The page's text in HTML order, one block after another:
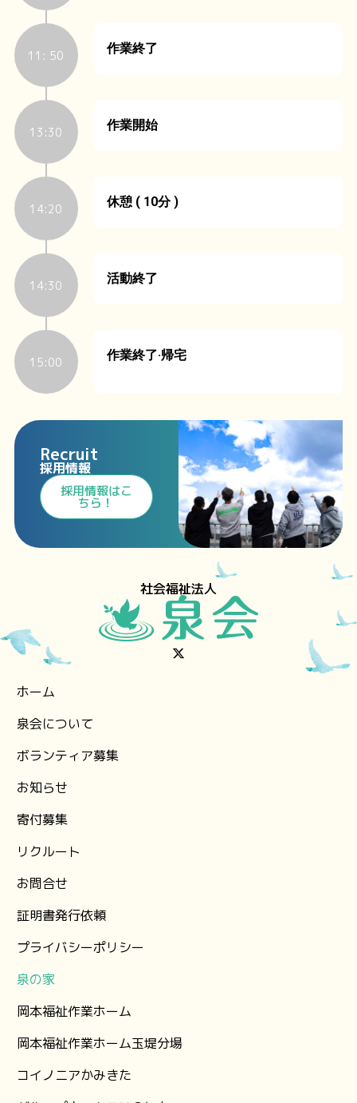
作業終了
11: 50
作業開始
13:30
休憩 ( 10分 )
14:20
活動終了
14:30
作業終了·帰宅
15:00
Recruit
採用情報
⁩採用情報⁩はこ
ちら！
社会福祉法人
ホーム
泉会について
ボランティア募集
お知らせ
⁨寄付募集
リクルート
お問合せ
証明書発行依頼
プライバシーポリシー
泉の家
岡本福祉作業ホーム
岡本福祉作業ホーム玉堤分場
コイノニアかみきた